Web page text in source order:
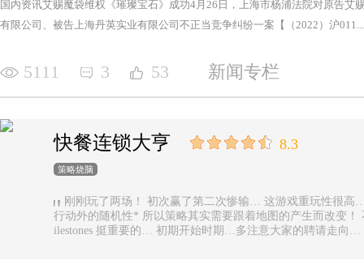
国内资讯艾赐魔袋维权《璀璨宝石》成功4月26日，上海市杨浦法院对原告艾
有限公司、被告上海丹英实业有限公司不正当竞争纠纷一案【（2022）沪011...
5111 3 53 新闻专栏
快餐连锁大亨 8.3
策略烧脑
刚刚玩了两场！ 初次赢了第二次惨输… 这游戏重玩性很高… 主要是唯一的随机性是地图… 除了玩家
行动外的随机性* 所以策略其实需要跟着地图的产生而改变！ 不能一直使用一样的科技书！ 然后记得m
ilestones 挺重要的… 初期开始时期…多注意大家的聘请走向